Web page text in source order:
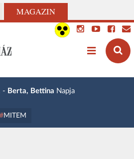
MAGAZIN
- Berta, Bettina Napja
MITEM